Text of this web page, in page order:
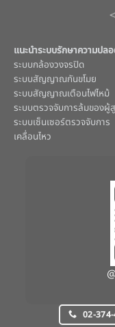
แนะนำระบบรักษาความปล
ระบบกล้องวงจรปิด
ระบบสัญญาณกันขโมย
ระบบสัญญาณเตือนไฟไหม้
ระบบตรวจจับการล้มของผู้
ระบบเซ็นเซอร์ตรวจจับการ
เคลื่อนไหว
02-